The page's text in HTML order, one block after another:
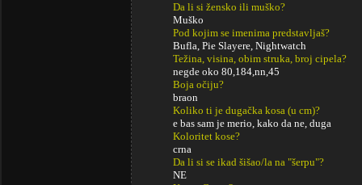
Da li si žensko ili muško?
Muško
Pod kojim se imenima predstavljaš?
Bufla, Pie Slayere, Nightwatch
Težina, visina, obim struka, broj cipela?
negde oko 80,184,nn,45
Boja očiju?
braon
Koliko ti je dugačka kosa (u cm)?
e bas sam je merio, kako da ne, duga
Koloritet kose?
crna
Da li si se ikad šišao/la na "šerpu"?
NE